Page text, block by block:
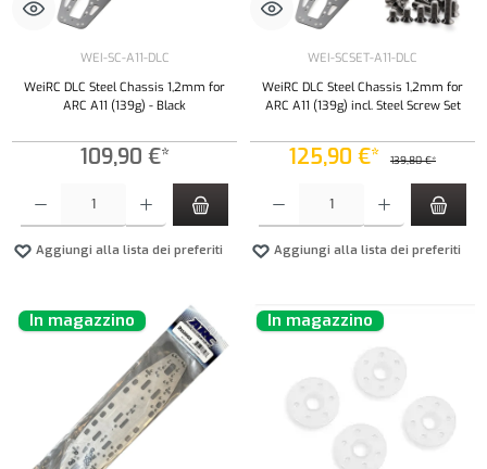
WEI-SC-A11-DLC
WeiRC DLC Steel Chassis 1,2mm for
ARC A11 (139g) - Black
109,90 €*
Aggiungi alla lista dei preferiti
WEI-SCSET-A11-DLC
WeiRC DLC Steel Chassis 1,2mm for
ARC A11 (139g) incl. Steel Screw Set
125,90 €* 139,80 €*
Aggiungi alla lista dei preferiti
In magazzino In magazzino